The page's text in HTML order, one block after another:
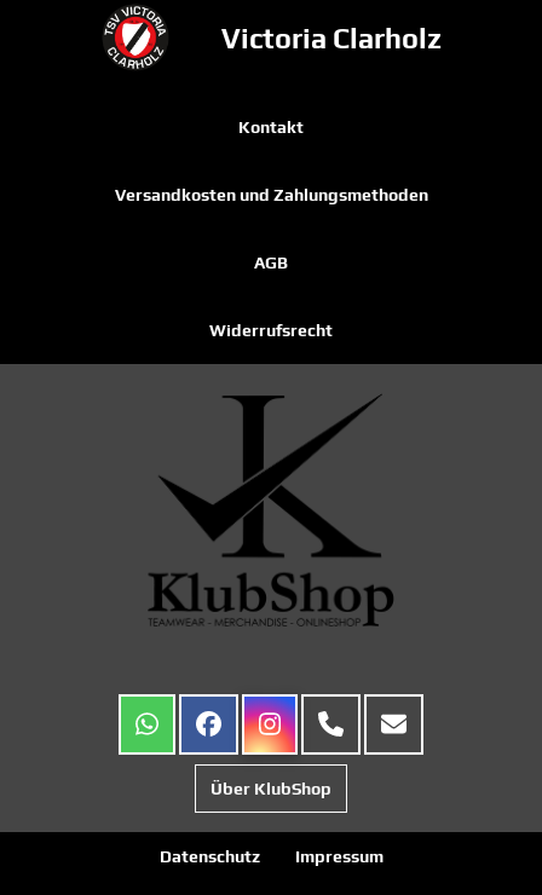
Victoria Clarholz
Kontakt
Versandkosten und Zahlungsmethoden
AGB
Widerrufsrecht
Über KlubShop
Datenschutz Impressum